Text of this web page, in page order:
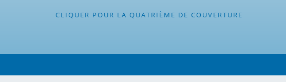
CLIQUER POUR LA QUATRIÈME DE COUVERTURE